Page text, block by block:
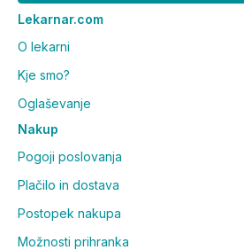
Lekarnar.com
O lekarni
Kje smo?
Oglaševanje
Nakup
Pogoji poslovanja
Plačilo in dostava
Postopek nakupa
Možnosti prihranka